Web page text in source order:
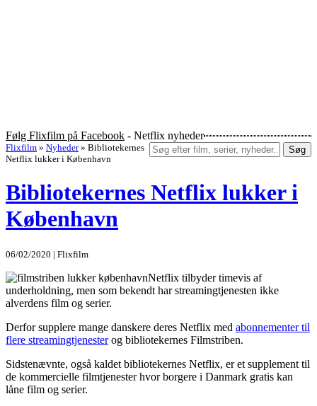
Følg Flixfilm på Facebook - Netflix nyheder
Søg
Flixfilm » Nyheder » Bibliotekernes
Netflix lukker i København
Bibliotekernes Netflix lukker i
København
06/02/2020 | Flixfilm
Netflix tilbyder timevis af
underholdning, men som bekendt har streamingtjenesten ikke
alverdens film og serier.
Derfor supplere mange danskere deres Netflix med abonnementer til
flere streamingtjenesterog bibliotekernes Filmstriben.
Sidstenævnte, også kaldet bibliotekernes Netflix, er et supplement til
de kommercielle filmtjenester hvor borgere i Danmark gratis kan
låne film og serier.